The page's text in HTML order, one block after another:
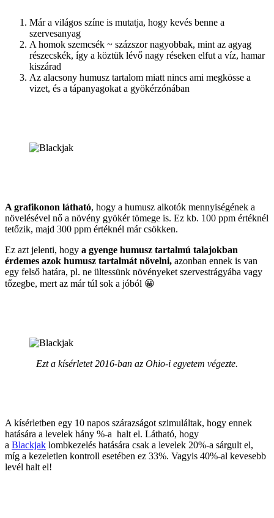
Már a világos színe is mutatja, hogy kevés benne a
szervesanyag
A homok szemcsék ~ százszor nagyobbak, mint az agyag
részecskék, így a köztük lévő nagy réseken elfut a víz, hamar
kiszárad
Az alacsony humusz tartalom miatt nincs ami megkösse a
vizet, és a tápanyagokat a gyökérzónában
A grafikonon látható, hogy a humusz alkotók mennyiségének a
növelésével nő a növény gyökér tömege is. Ez kb. 100 ppm értéknél
tetőzik, majd 300 ppm értéknél már csökken.
Ez azt jelenti, hogy a gyenge humusz tartalmú talajokban
érdemes azok humusz tartalmát növelni, azonban ennek is van
egy felső határa, pl. ne ültessünk növényeket szervestrágyába vagy
tőzegbe, mert az már túl sok a jóból 😀
Ezt a kísérletet 2016-ban az Ohio-i egyetem végezte.
A kísérletben egy 10 napos szárazságot szimuláltak, hogy ennek
hatására a levelek hány %-a halt el. Látható, hogy
a Blackjak lombkezelés hatására csak a levelek 20%-a sárgult el,
míg a kezeletlen kontroll esetében ez 33%. Vagyis 40%-al kevesebb
levél halt el!